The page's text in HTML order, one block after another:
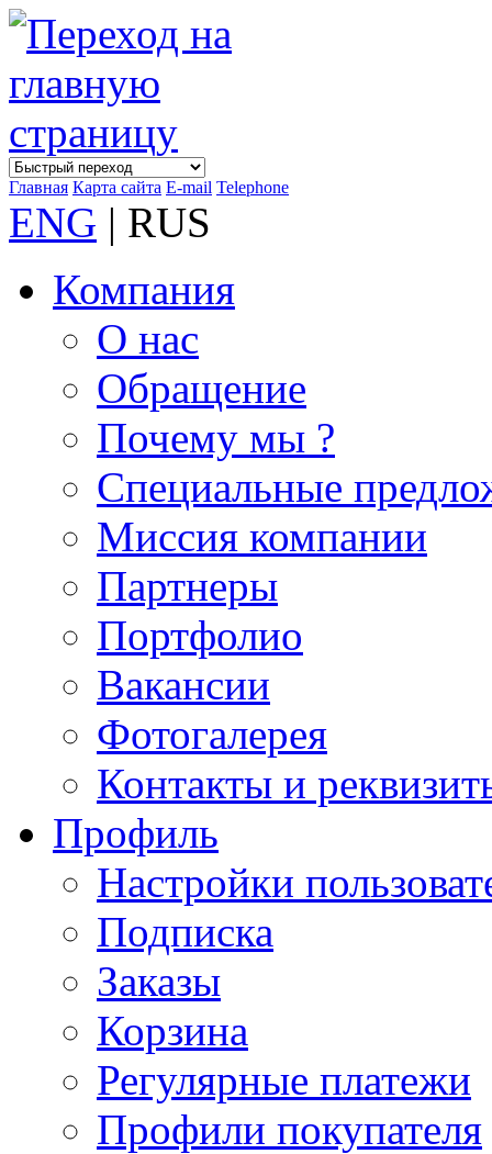
Главная Карта сайта E-mail Telephone
ENG | RUS
Компания
О нас
Обращение
Почему мы ?
Специальные
Миссия компании
Партнеры
Портфолио
Вакансии
Фотогалерея
Контакты и
Профиль
Настройки
Подписка
Заказы
Корзина
Регулярные платежи
Профили покупателя